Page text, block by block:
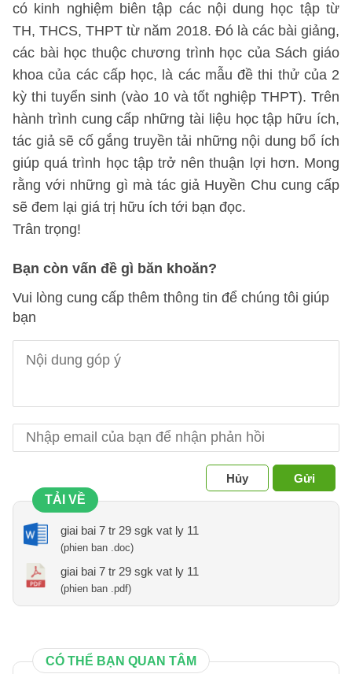
có kinh nghiệm biên tập các nội dung học tập từ
TH, THCS, THPT từ năm 2018. Đó là các bài giảng,
các bài học thuộc chương trình học của Sách giáo
khoa của các cấp học, là các mẫu đề thi thử của 2
kỳ thi tuyển sinh (vào 10 và tốt nghiệp THPT). Trên
hành trình cung cấp những tài liệu học tập hữu ích,
tác giả sẽ cố gắng truyền tải những nội dung bổ ích
giúp quá trình học tập trở nên thuận lợi hơn. Mong
rằng với những gì mà tác giả Huyền Chu cung cấp
sẽ đem lại giá trị hữu ích tới bạn đọc.
Trân trọng!
Bạn còn vấn đề gì băn khoăn?
Vui lòng cung cấp thêm thông tin để chúng tôi giúp
bạn
Hủy
Gửi
TẢI VỀ
giai bai 7 tr 29 sgk vat ly 11
(phien ban .doc)
giai bai 7 tr 29 sgk vat ly 11
(phien ban .pdf)
CÓ THỂ BẠN QUAN TÂM